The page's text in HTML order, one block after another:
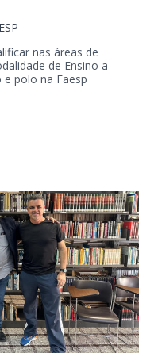
nas áreas de
de Ensino a
e polo na Faesp